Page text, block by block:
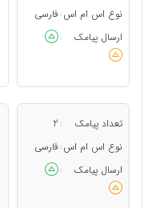
نوع اس ام اس : فارسی
ارسال پیامک
:
تعداد پیامک :
2
نوع اس ام اس : فارسی
ارسال پیامک
: